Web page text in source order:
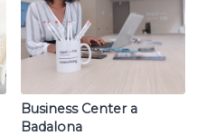
Business Center a
Badalona